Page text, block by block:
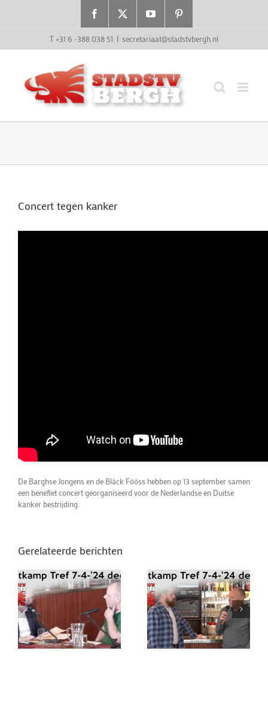
Facebook YouTube
T +31 6 -388 038 51 | secretariaat@stadstvbergh.nl
Concert tegen kanker
De Barghse Jongens en de Bläck Fööss hebben op 13 september samen
een benefiet concert georganiseerd voor de Nederlandse en Duitse
kanker bestrijding.
Gerelateerde berichten